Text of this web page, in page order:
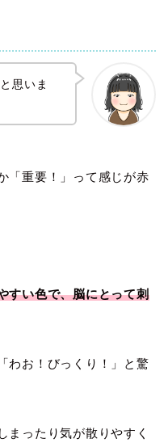
思いま
「重要！」って感じが赤
すい色で、脳にとって刺
わお！びっくり！」と驚
まったり気が散りやすく